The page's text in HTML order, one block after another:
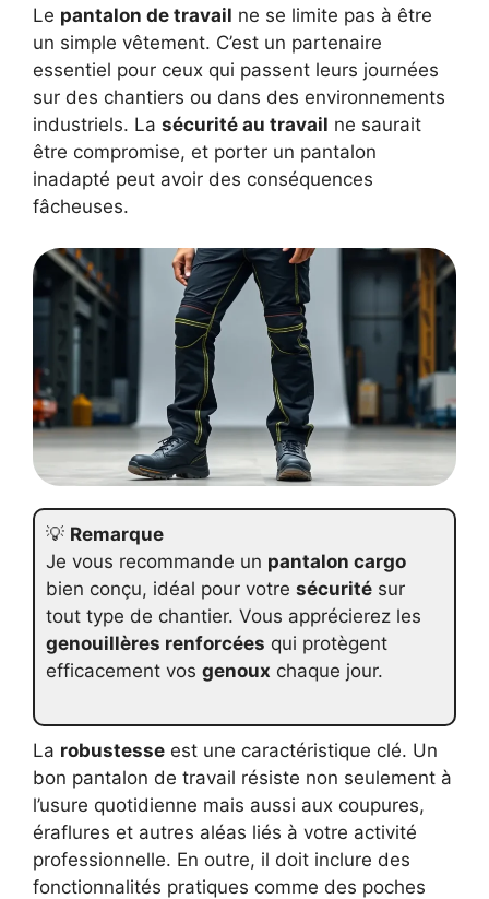
Le pantalon de travail ne se limite pas à être
un simple vêtement. C’est un partenaire
essentiel pour ceux qui passent leurs journées
sur des chantiers ou dans des environnements
industriels. La sécurité au travail ne saurait
être compromise, et porter un pantalon
inadapté peut avoir des conséquences
fâcheuses.
💡 Remarque
Je vous recommande un pantalon cargo
bien conçu, idéal pour votre sécurité sur
tout type de chantier. Vous apprécierez les
genouillères renforcées qui protègent
efficacement vos genoux chaque jour.
La robustesse est une caractéristique clé. Un
bon pantalon de travail résiste non seulement à
l’usure quotidienne mais aussi aux coupures,
éraflures et autres aléas liés à votre activité
professionnelle. En outre, il doit inclure des
fonctionnalités pratiques comme des poches